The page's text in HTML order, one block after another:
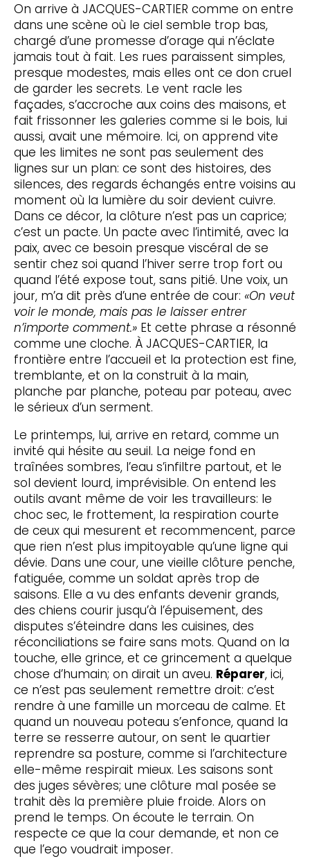
On arrive à JACQUES-CARTIER comme on entre
dans une scène où le ciel semble trop bas,
chargé d’une promesse d’orage qui n’éclate
jamais tout à fait. Les rues paraissent simples,
presque modestes, mais elles ont ce don cruel
de garder les secrets. Le vent racle les
façades, s’accroche aux coins des maisons, et
fait frissonner les galeries comme si le bois, lui
aussi, avait une mémoire. Ici, on apprend vite
que les limites ne sont pas seulement des
lignes sur un plan: ce sont des histoires, des
silences, des regards échangés entre voisins au
moment où la lumière du soir devient cuivre.
Dans ce décor, la clôture n’est pas un caprice;
c’est un pacte. Un pacte avec l’intimité, avec la
paix, avec ce besoin presque viscéral de se
sentir chez soi quand l’hiver serre trop fort ou
quand l’été expose tout, sans pitié. Une voix, un
jour, m’a dit près d’une entrée de cour: «On veut
voir le monde, mais pas le laisser entrer
n’importe comment.»Et cette phrase a résonné
comme une cloche. À JACQUES-CARTIER, la
frontière entre l’accueil et la protection est fine,
tremblante, et on la construit à la main,
planche par planche, poteau par poteau, avec
le sérieux d’un serment.
Le printemps, lui, arrive en retard, comme un
invité qui hésite au seuil. La neige fond en
traînées sombres, l’eau s’infiltre partout, et le
sol devient lourd, imprévisible. On entend les
outils avant même de voir les travailleurs: le
choc sec, le frottement, la respiration courte
de ceux qui mesurent et recommencent, parce
que rien n’est plus impitoyable qu’une ligne qui
dévie. Dans une cour, une vieille clôture penche,
fatiguée, comme un soldat après trop de
saisons. Elle a vu des enfants devenir grands,
des chiens courir jusqu’à l’épuisement, des
disputes s’éteindre dans les cuisines, des
réconciliations se faire sans mots. Quand on la
touche, elle grince, et ce grincement a quelque
chose d’humain; on dirait un aveu. Réparer, ici,
ce n’est pas seulement remettre droit: c’est
rendre à une famille un morceau de calme. Et
quand un nouveau poteau s’enfonce, quand la
terre se resserre autour, on sent le quartier
reprendre sa posture, comme si l’architecture
elle-même respirait mieux. Les saisons sont
des juges sévères; une clôture mal posée se
trahit dès la première pluie froide. Alors on
prend le temps. On écoute le terrain. On
respecte ce que la cour demande, et non ce
que l’ego voudrait imposer.